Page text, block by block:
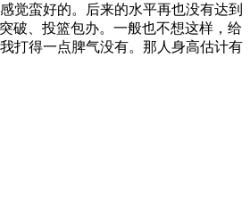
觉蛮好的。后来的水平再也没有达到
破、投篮包办。一般也不想这样，给
打得一点脾气没有。那人身高估计有